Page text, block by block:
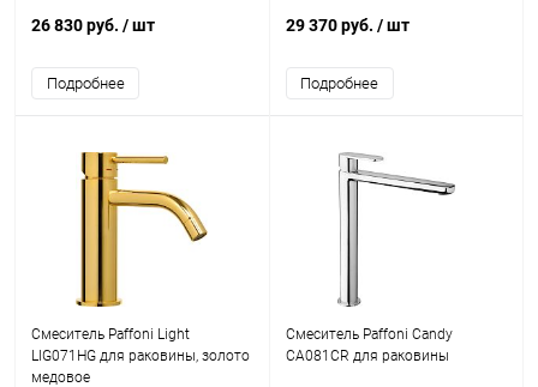
26 830 руб. / шт
Подробнее
29 370 руб. / шт
Подробнее
Смеситель Paffoni Light
LIG071HG для раковины, золото
медовое
Смеситель Paffoni Candy
CA081CR для раковины